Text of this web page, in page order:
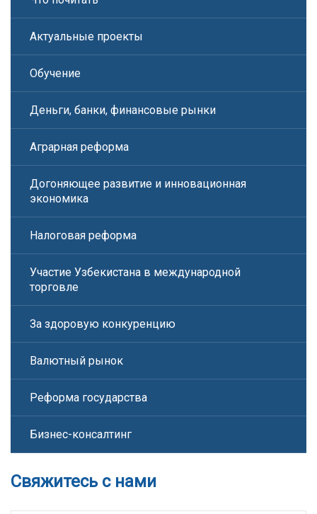
Актуальные проекты
Обучение
Деньги, банки, финансовые рынки
Аграрная реформа
Догоняющее развитие и инновационная
экономика
Налоговая реформа
Участие Узбекистана в международной
торговле
За здоровую конкуренцию
Валютный рынок
Реформа государства
Бизнес-консалтинг
Свяжитесь с нами